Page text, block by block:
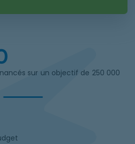
sur un objectif de 250 000